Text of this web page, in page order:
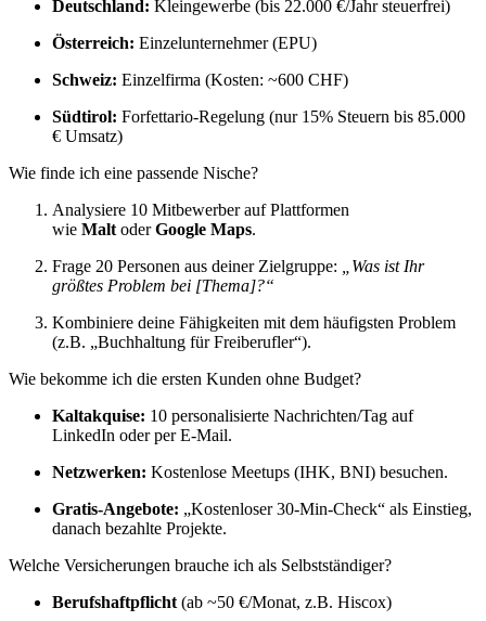
Deutschland: Kleingewerbe (bis 22.000 €/Jahr steuerfrei)
Österreich: Einzelunternehmer (EPU)
Schweiz: Einzelfirma (Kosten: ~600 CHF)
Südtirol: Forfettario-Regelung (nur 15% Steuern bis 85.000
€ Umsatz)
Wie finde ich eine passende Nische?
Analysiere 10 Mitbewerber auf Plattformen
wie MaltoderGoogle Maps.
Frage 20 Personen aus deiner Zielgruppe: „Was ist Ihr
größtes Problem bei [Thema]?“
Kombiniere deine Fähigkeiten mit dem häufigsten Problem
(z.B. „Buchhaltung für Freiberufler“).
Wie bekomme ich die ersten Kunden ohne Budget?
Kaltakquise: 10 personalisierte Nachrichten/Tag auf
LinkedIn oder per E-Mail.
Netzwerken: Kostenlose Meetups (IHK, BNI) besuchen.
Gratis-Angebote: „Kostenloser 30-Min-Check“ als Einstieg,
danach bezahlte Projekte.
Welche Versicherungen brauche ich als Selbstständiger?
Berufshaftpflicht(ab ~50 €/Monat, z.B. Hiscox)